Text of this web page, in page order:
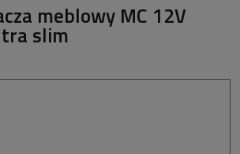
meblowy MC 12V
slim